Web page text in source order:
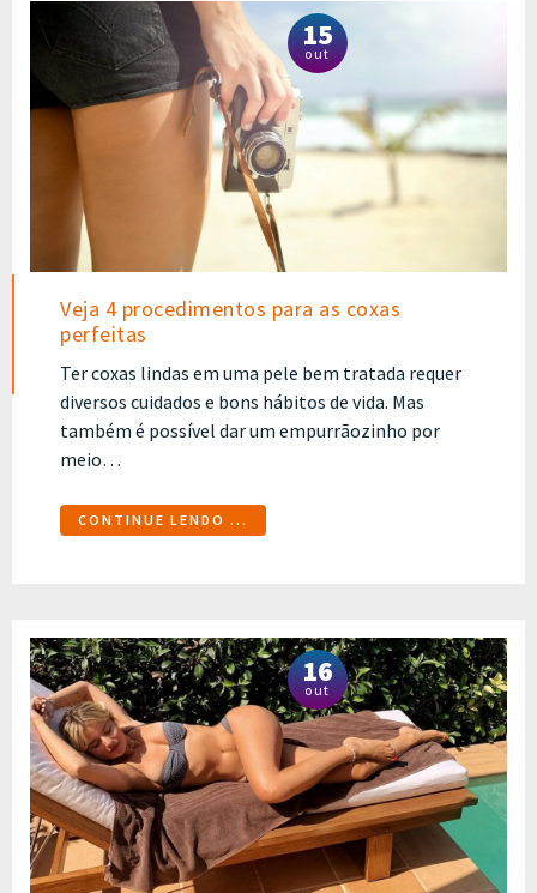
15
out
Veja 4 procedimentos para as coxas
perfeitas
Ter coxas lindas em uma pele bem tratada requer
diversos cuidados e bons hábitos de vida. Mas
também é possível dar um empurrãozinho por
meio…
CONTINUE LENDO ...
16
out